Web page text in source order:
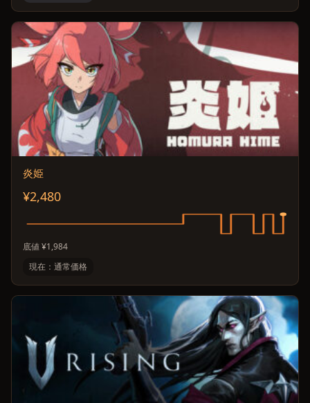
炎姫
¥2,480
底値 ¥1,984
現在：通常価格